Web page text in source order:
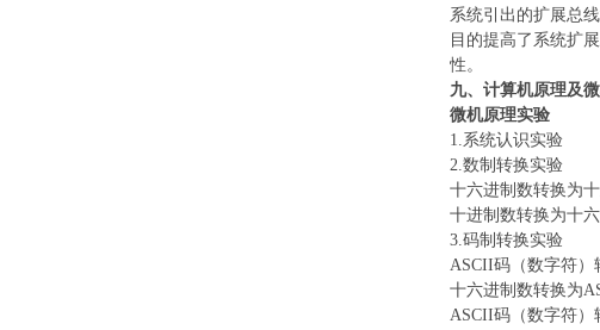
系统引出的扩展总
目的提高了系统扩
性。
九、 计算机原理及
微机原理实验
1.系统认识实验
2.数制转换实验
十六进制数转换为
十进制数转换为十
3.码制转换实验
ASCII码（数字符）
十六进制数转换为
ASCII码（数字符）